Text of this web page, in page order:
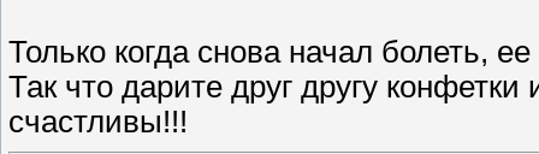
Только когда снова начал болеть,
Так что дарите друг другу
счастливы!!!